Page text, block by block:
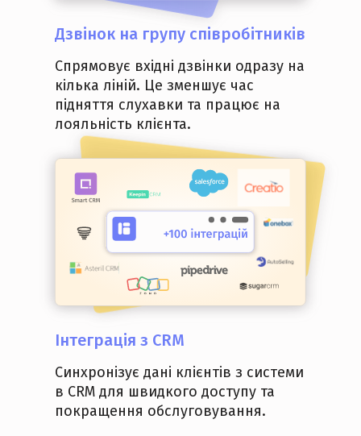
Дзвінок на групу співробітників
Спрямовує вхідні дзвінки одразу на
кілька ліній. Це зменшує час
підняття слухавки та працює на
лояльність клієнта.
Інтеграція з CRM
Cинхронізує дані клієнтів з системи
в CRM для швидкого доступу та
покращення обслуговування.